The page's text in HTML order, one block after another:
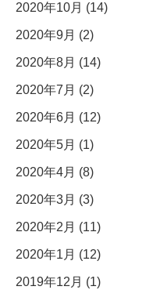
2020年10月 (14)
2020年9月 (2)
2020年8月 (14)
2020年7月 (2)
2020年6月 (12)
2020年5月 (1)
2020年4月 (8)
2020年3月 (3)
2020年2月 (11)
2020年1月 (12)
2019年12月 (1)